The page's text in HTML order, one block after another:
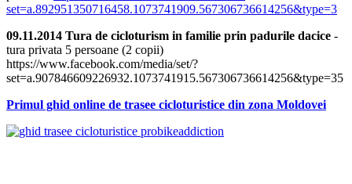
set=a.892951350716458.1073741909.567306736614256&type=3
09.11.2014 Tura de cicloturism in familie prin padurile dacice -
tura privata 5 persoane (2 copii)
https://www.facebook.com/media/set/?
set=a.907846609226932.1073741915.567306736614256&type=35
Primul ghid online de trasee cicloturistice din zona Moldovei